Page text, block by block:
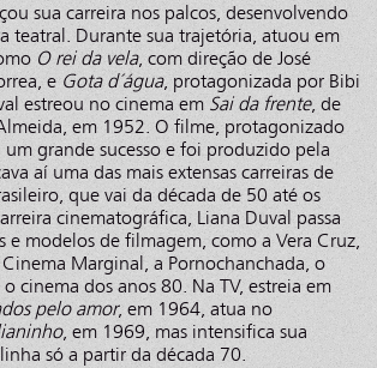
sua carreira nos palcos, desenvolvendo
teatral. Durante sua trajetória, atuou em
O rei da vela, com direção de José
e Gota d´água, protagonizada por Bibi
estreou no cinema em Sai da frente, de
em 1952. O filme, protagonizado
grande sucesso e foi produzido pela
aí uma das mais extensas carreiras de
que vai da década de 50 até os
cinematográfica, Liana Duval passa
e modelos de filmagem, como a Vera Cruz,
Marginal, a Pornochanchada, o
cinema dos anos 80. Na TV, estreia em
pelo amor, em 1964, atua no
, em 1969, mas intensifica sua
só a partir da década 70.